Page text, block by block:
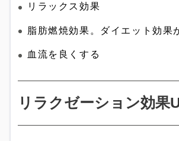
リラックス効果
脂肪燃焼効果。ダイエット効果
血流を良くする
リラクゼーション効果